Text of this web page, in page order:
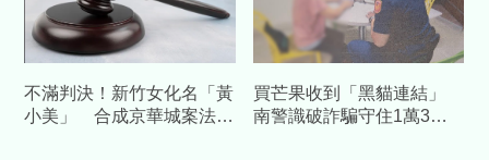
不滿判決！新竹女化名「黃
小美」 合成京華城案法官
買芒果收到「黑貓連結」
南警識破詐騙守住1萬3千